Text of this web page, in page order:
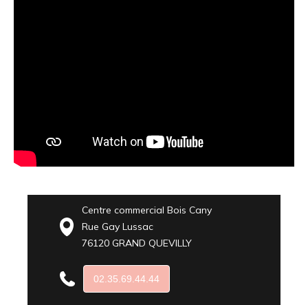
Centre commercial Bois Cany
Rue Gay Lussac
76120 GRAND QUEVILLY
02.35.69.44.44